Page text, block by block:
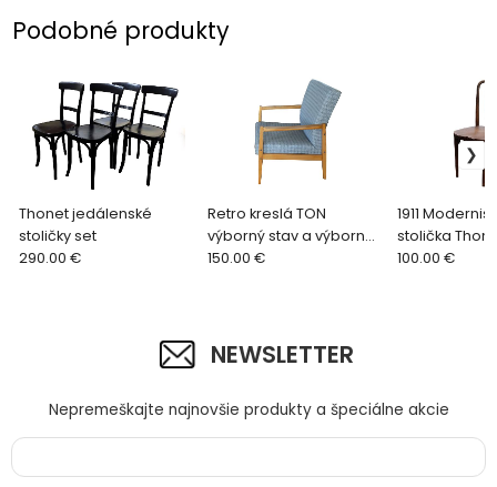
Podobné produkty
Thonet jedálenské
stoličky set
290.00 €
Retro kreslá TON
výborný stav a výborná
cena
150.00 €
1911
stolička
Nr.646
100.00 €
NEWSLETTER
Nepremeškajte najnovšie produkty a špeciálne akcie